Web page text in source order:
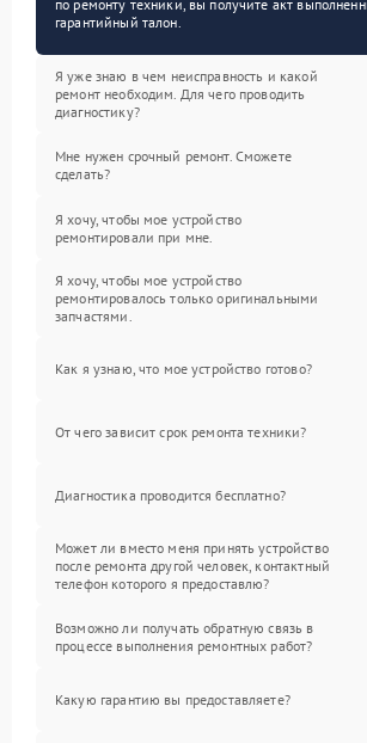
по ремонту техники, вы получите акт
гарантийный талон.
Я уже знаю в чем неисправность и какой
ремонт необходим. Для чего проводить
диагностику?
Мне нужен срочный ремонт. Сможете
сделать?
Я хочу, чтобы мое устройство
ремонтировали при мне.
Я хочу, чтобы мое устройство
ремонтировалось только оригинальными
запчастями.
Как я узнаю, что мое устройство готово?
От чего зависит срок ремонта техники?
Диагностика проводится бесплатно?
Может ли вместо меня принять устройство
после ремонта другой человек, контактный
телефон которого я предоставлю?
Возможно ли получать обратную связь в
процессе выполнения ремонтных работ?
Какую гарантию вы предоставляете?